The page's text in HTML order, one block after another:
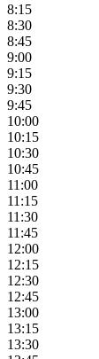
8:15
8:30
8:45
9:00
9:15
9:30
9:45
10:00
10:15
10:30
10:45
11:00
11:15
11:30
11:45
12:00
12:15
12:30
12:45
13:00
13:15
13:30